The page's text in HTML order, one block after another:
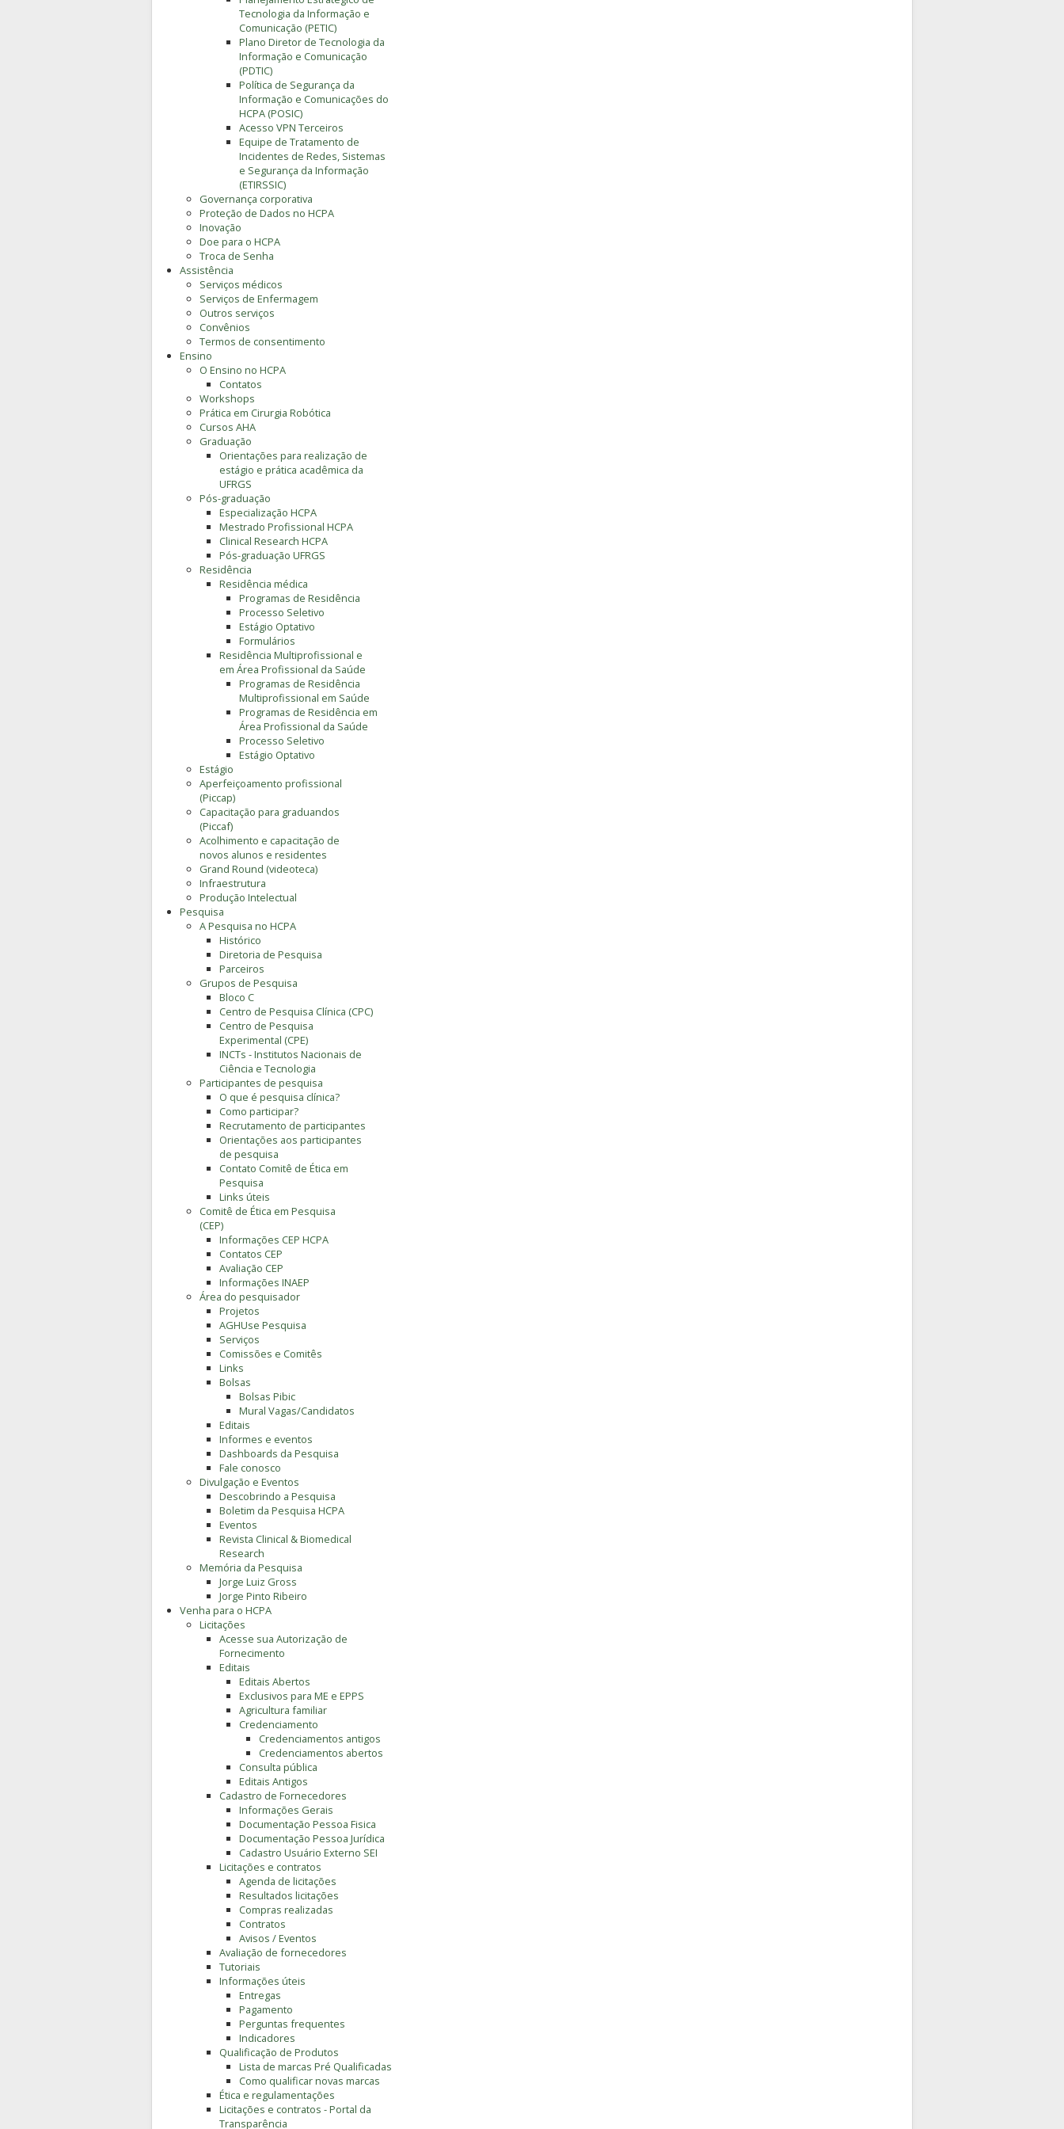
Tecnologia da Informação e
Comunicação (PETIC)
Plano Diretor de Tecnologia da
Informação e Comunicação
(PDTIC)
Política de Segurança da
Informação e Comunicações do
HCPA (POSIC)
Acesso VPN Terceiros
Equipe de Tratamento de
Incidentes de Redes, Sistemas
e Segurança da Informação
(ETIRSSIC)
Governança corporativa
Proteção de Dados no HCPA
Inovação
Doe para o HCPA
Troca de Senha
Assistência
Serviços médicos
Serviços de Enfermagem
Outros serviços
Convênios
Termos de consentimento
Ensino
O Ensino no HCPA
Contatos
Workshops
Prática em Cirurgia Robótica
Cursos AHA
Graduação
Orientações para realização de
estágio e prática acadêmica da
UFRGS
Pós-graduação
Especialização HCPA
Mestrado Profissional HCPA
Clinical Research HCPA
Pós-graduação UFRGS
Residência
Residência médica
Programas de Residência
Processo Seletivo
Estágio Optativo
Formulários
Residência Multiprofissional e
em Área Profissional da Saúde
Programas de Residência
Multiprofissional em Saúde
Programas de Residência em
Área Profissional da Saúde
Processo Seletivo
Estágio Optativo
Estágio
Aperfeiçoamento profissional
(Piccap)
Capacitação para graduandos
(Piccaf)
Acolhimento e capacitação de
novos alunos e residentes
Grand Round (videoteca)
Infraestrutura
Produção Intelectual
Pesquisa
A Pesquisa no HCPA
Histórico
Diretoria de Pesquisa
Parceiros
Grupos de Pesquisa
Bloco C
Centro de Pesquisa Clínica (CPC)
Centro de Pesquisa
Experimental (CPE)
INCTs - Institutos Nacionais de
Ciência e Tecnologia
Participantes de pesquisa
O que é pesquisa clínica?
Como participar?
Recrutamento de participantes
Orientações aos participantes
de pesquisa
Contato Comitê de Ética em
Pesquisa
Links úteis
Comitê de Ética em Pesquisa
(CEP)
Informações CEP HCPA
Contatos CEP
Avaliação CEP
Informações INAEP
Área do pesquisador
Projetos
AGHUse Pesquisa
Serviços
Comissões e Comitês
Links
Bolsas
Bolsas Pibic
Mural Vagas/Candidatos
Editais
Informes e eventos
Dashboards da Pesquisa
Fale conosco
Divulgação e Eventos
Descobrindo a Pesquisa
Boletim da Pesquisa HCPA
Eventos
Revista Clinical & Biomedical
Research
Memória da Pesquisa
Jorge Luiz Gross
Jorge Pinto Ribeiro
Venha para o HCPA
Licitações
Acesse sua Autorização de
Fornecimento
Editais
Editais Abertos
Exclusivos para ME e EPPS
Agricultura familiar
Credenciamento
Credenciamentos antigos
Credenciamentos abertos
Consulta pública
Editais Antigos
Cadastro de Fornecedores
Informações Gerais
Documentação Pessoa Fisica
Documentação Pessoa Jurídica
Cadastro Usuário Externo SEI
Licitações e contratos
Agenda de licitações
Resultados licitações
Compras realizadas
Contratos
Avisos / Eventos
Avaliação de fornecedores
Tutoriais
Informações úteis
Entregas
Pagamento
Perguntas frequentes
Indicadores
Qualificação de Produtos
Lista de marcas Pré Qualificadas
Como qualificar novas marcas
Ética e regulamentações
Licitações e contratos - Portal da
Transparência